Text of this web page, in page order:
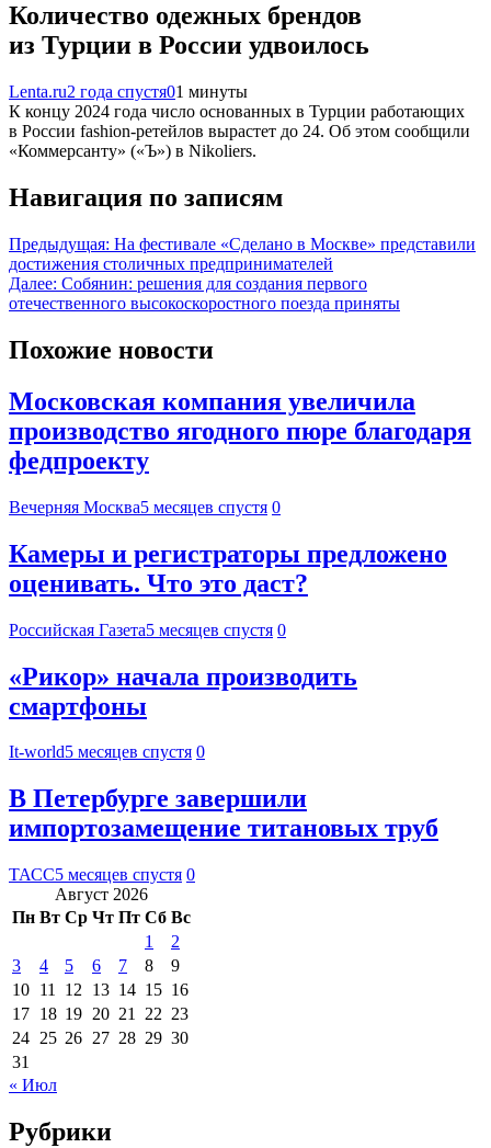
Количество одежных брендов
из Турции в России удвоилось
Lenta.ru2 года спустя01 минуты
К концу 2024 года число основанных в Турции работающих
в России fashion-ретейлов вырастет до 24. Об этом сообщили
«Коммерсанту» («Ъ») в Nikoliers.
Навигация по записям
Предыдущая: На фестивале «Сделано в Москве» представили
достижения столичных предпринимателей
Далее: Собянин: решения для создания первого
отечественного высокоскоростного поезда приняты
Похожие новости
Московская компания увеличила
производство ягодного пюре благодаря
федпроекту
Вечерняя Москва5 месяцев спустя 0
Камеры и регистраторы предложено
оценивать. Что это даст?
Российская Газета5 месяцев спустя 0
«Рикор» начала производить
смартфоны
It-world5 месяцев спустя 0
В Петербурге завершили
импортозамещение титановых труб
ТАСС5 месяцев спустя 0
Август 2026
Пн Вт Ср Чт Пт Сб Вс
1
2
3
4 5 6 7 8
9
10 11 12 13 14 15 16
17 18 19 20 21 22 23
24 25 26 27 28 29 30
31
« Июл
Рубрики